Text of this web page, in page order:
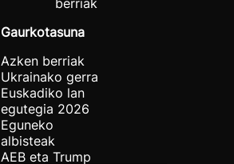
berriak
Gaurkotasuna
Azken berriak
Ukrainako gerra
Euskadiko lan
egutegia 2026
Eguneko
albisteak
AEB eta Trump